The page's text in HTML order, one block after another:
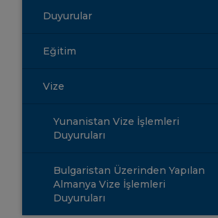
Duyurular
Eğitim
Vize
Yunanistan Vize İşlemleri
Duyuruları
Bulgaristan Üzerinden Yapılan
Almanya Vize İşlemleri
Duyuruları